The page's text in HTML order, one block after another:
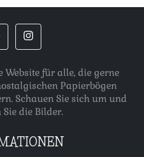
Website für alle, die gerne
Papierbögen
Schauen Sie sich um und
Sie die Bilder.